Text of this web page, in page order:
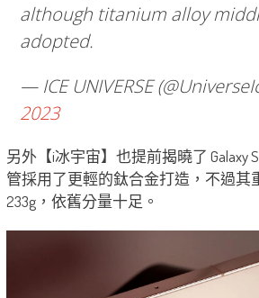
although titanium alloy
adopted.
— ICE UNIVERSE
2023
另外【i冰宇宙】也提前揭曉了 Galaxy
管採用了更輕的鈦合金打造，不過其
233g，依舊分量十足。